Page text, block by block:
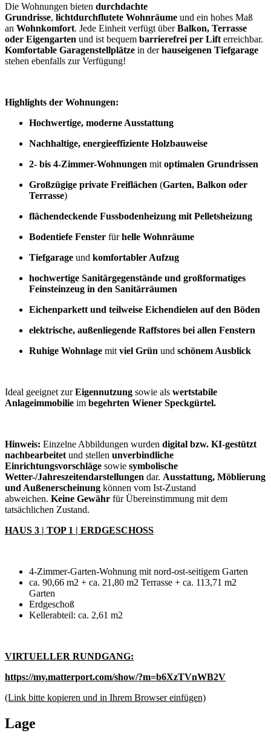
Die Wohnungen bieten durchdachte
Grundrisse, lichtdurchflutete Wohnräume und ein hohes Maß
an Wohnkomfort. Jede Einheit verfügt überBalkon, Terrasse
oder Eigengarten und ist bequem barrierefrei per Lift erreichbar.
Komfortable Garagenstellplätze in derhauseigenen Tiefgarage
stehen ebenfalls zur Verfügung!
Highlights der Wohnungen:
Hochwertige, moderne Ausstattung
Nachhaltige, energieeffiziente Holzbauweise
2- bis 4-Zimmer-Wohnungen mit optimalen Grundrissen
Großzügige private Freiflächen (Garten, Balkon oder
Terrasse)
flächendeckende Fussbodenheizung mit Pelletsheizung
Bodentiefe Fenster fürhelle Wohnräume
Tiefgarage und komfortabler Aufzug
hochwertige Sanitärgegenstände und großformatiges
Feinsteinzeug in den Sanitärräumen
Eichenparkett und teilweise Eichendielen auf den Böden
elektrische, außenliegende Raffstores bei allen Fenstern
Ruhige Wohnlage mit viel Grün und schönem Ausblick
Ideal geeignet zurEigennutzung sowie als wertstabile
Anlageimmobilie im begehrten Wiener Speckgürtel.
Hinweis: Einzelne Abbildungen wurden digital bzw. KI-gestützt
nachbearbeitet und stellen unverbindliche
Einrichtungsvorschläge sowie symbolische
Wetter-/Jahreszeitendarstellungen dar. Ausstattung, Möblierung
und Außenerscheinung können vom Ist-Zustand
abweichen. Keine Gewähr für Übereinstimmung mit dem
tatsächlichen Zustand.
HAUS 3 | TOP 1 | ERDGESCHOSS
4-Zimmer-Garten-Wohnung mit nord-ost-seitigem Garten
ca. 90,66 m2 + ca. 21,80 m2 Terrasse + ca. 113,71 m2
Garten
Erdgeschoß
Kellerabteil: ca. 2,61 m2
VIRTUELLER RUNDGANG:
https://my.matterport.com/show/?m=b6XzTVnWB2V
(Link bitte kopieren und in Ihrem Browser einfügen)
Lage